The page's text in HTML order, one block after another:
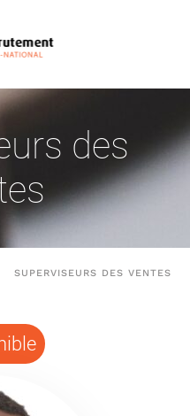
des
SUPERVISEURS DES VENTES